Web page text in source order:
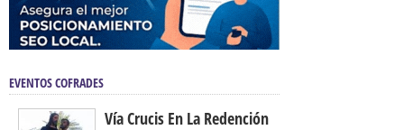
EVENTOS COFRADES
Vía Crucis En La Redención